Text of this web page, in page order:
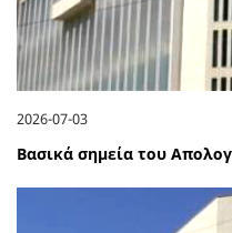
2026-07-03
Βασικά σημεία του